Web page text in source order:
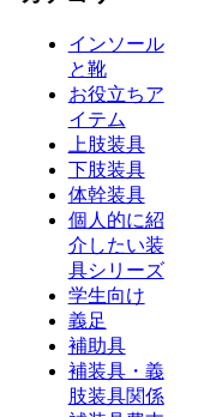
インソール
と靴
お役立ちア
イテム
上肢装具
下肢装具
体幹装具
個人的に紹
介したい装
具シリーズ
学生向け
義足
補助具
補装具・義
肢装具関係